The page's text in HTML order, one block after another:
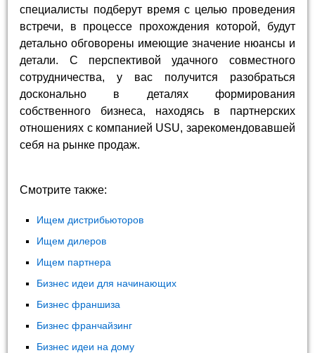
специалисты подберут время с целью проведения
встречи, в процессе прохождения которой, будут
детально обговорены имеющие значение нюансы и
детали. С перспективой удачного совместного
сотрудничества, у вас получится разобраться
досконально в деталях формирования
собственного бизнеса, находясь в партнерских
отношениях с компанией USU, зарекомендовавшей
себя на рынке продаж.
Смотрите также:
Ищем дистрибьюторов
Ищем дилеров
Ищем партнера
Бизнес идеи для начинающих
Бизнес франшиза
Бизнес франчайзинг
Бизнес идеи на дому